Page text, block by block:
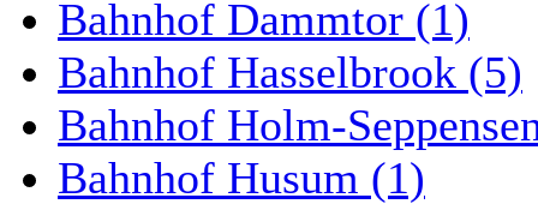
Bahnhof Dammtor (1)
Bahnhof Hasselbrook (5)
Bahnhof Holm-
Bahnhof Husum (1)